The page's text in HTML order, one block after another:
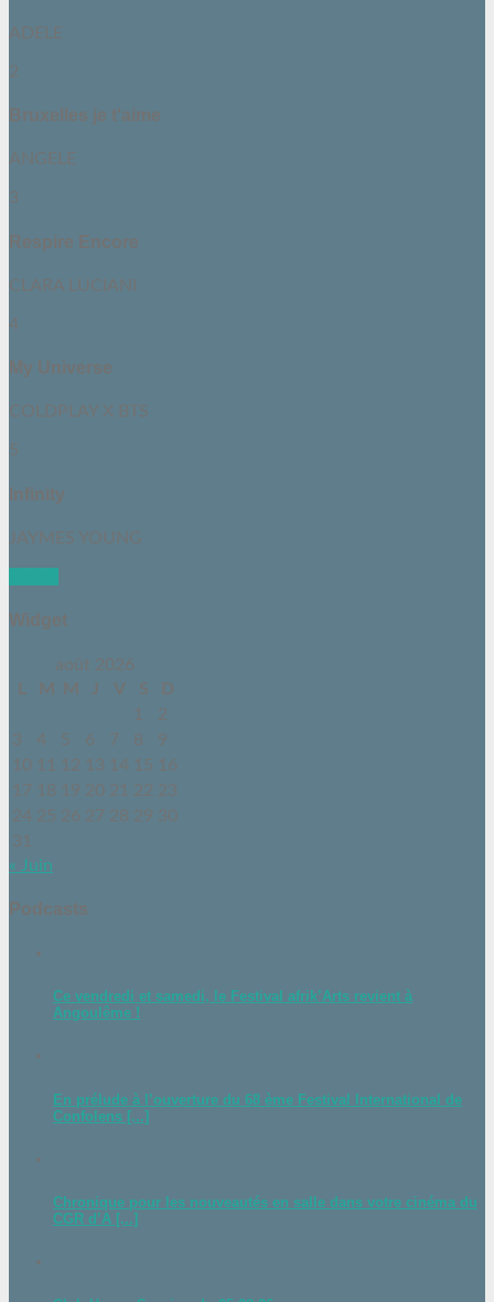
ADELE
2
Bruxelles je t'aime
ANGELE
3
Respire Encore
CLARA LUCIANI
4
My Universe
COLDPLAY X BTS
5
Infinity
JAYMES YOUNG
Widget
août 2026
L
M M J V S
D
1
2
3
4 5 6 7 8
9
10 11 12 13 14 15 16
17 18 19 20 21 22 23
24 25 26 27 28 29 30
31
« Juin
Podcasts
Ce vendredi et samedi, le Festival afrik’Arts revient à
Angoulême !
En prélude à l’ouverture du 68 ème Festival International de
Confolens [...]
Chronique pour les nouveautés en salle dans votre cinéma du
CGR d’A [...]